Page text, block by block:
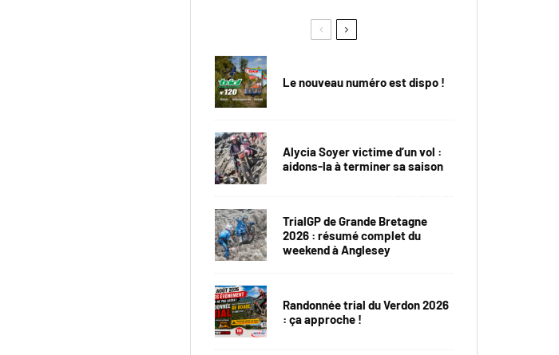
Le nouveau numéro est dispo !
Alycia Soyer victime d’un vol :
aidons-la à terminer sa saison
TrialGP de Grande Bretagne
2026 : résumé complet du
weekend à Anglesey
Randonnée trial du Verdon 2026
: ça approche !